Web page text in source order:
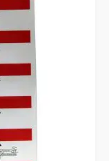
g/m²)
die
für
in der